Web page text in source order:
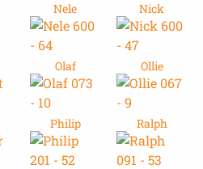
Nele Nick
Olaf Ollie
Philip Ralph